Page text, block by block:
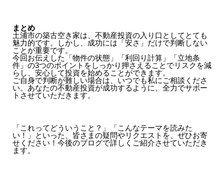
まとめ
土浦市の築古空き家は、不動産投資の入り口としてとても
魅力的です。しかし、成功には「安さ」だけで判断しない
ことが重要です。
今回お伝えした「物件の状態」「利回り計算」「立地条
件」の3つのポイントをしっかり押さえることでリスクを減
らし、安心して投資を始めることができます。
ご自身で判断が難しい場合は、いつでも私にご相談くださ
い。あなたの不動産投資が成功するように、全力でサポー
トさせていただきます。
「これってどういうこと？」「こんなテーマを読みた
い！」といった、皆さまの疑問やリクエストを、ぜひお寄
せください！今後のブログで詳しくご紹介させていただき
ます。